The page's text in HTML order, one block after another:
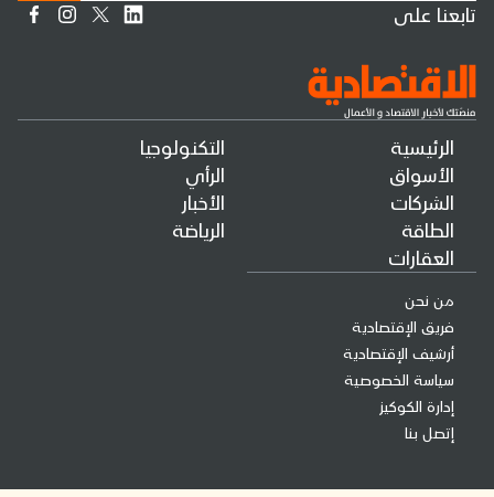
الرئيسية
الأسواق
الشركات
الطاقة
العقارات
التكنولوجيا
الرأي
الأخبار
الرياضة
من نحن
فريق الإقتصادية
أرشيف الإقتصادية
سياسة الخصوصية
إدارة الكوكيز
إتصل بنا
تابعنا على